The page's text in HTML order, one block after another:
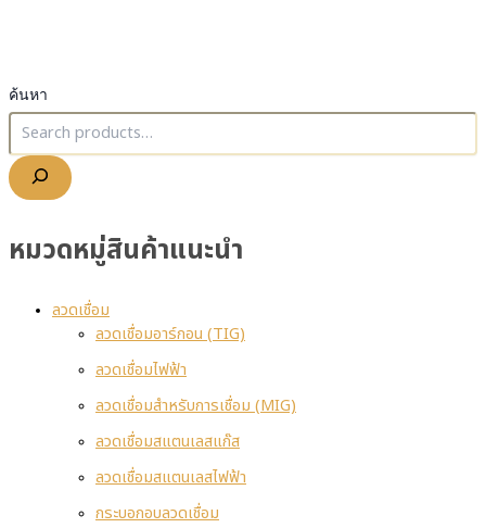
ค้นหา
หมวดหมู่สินค้าแนะนำ
ลวดเชื่อม
ลวดเชื่อมอาร์กอน (TIG)
ลวดเชื่อมไฟฟ้า
ลวดเชื่อมสำหรับการเชื่อม (MIG)
ลวดเชื่อมสแตนเลสแก๊ส
ลวดเชื่อมสแตนเลสไฟฟ้า
กระบอกอบลวดเชื่อม